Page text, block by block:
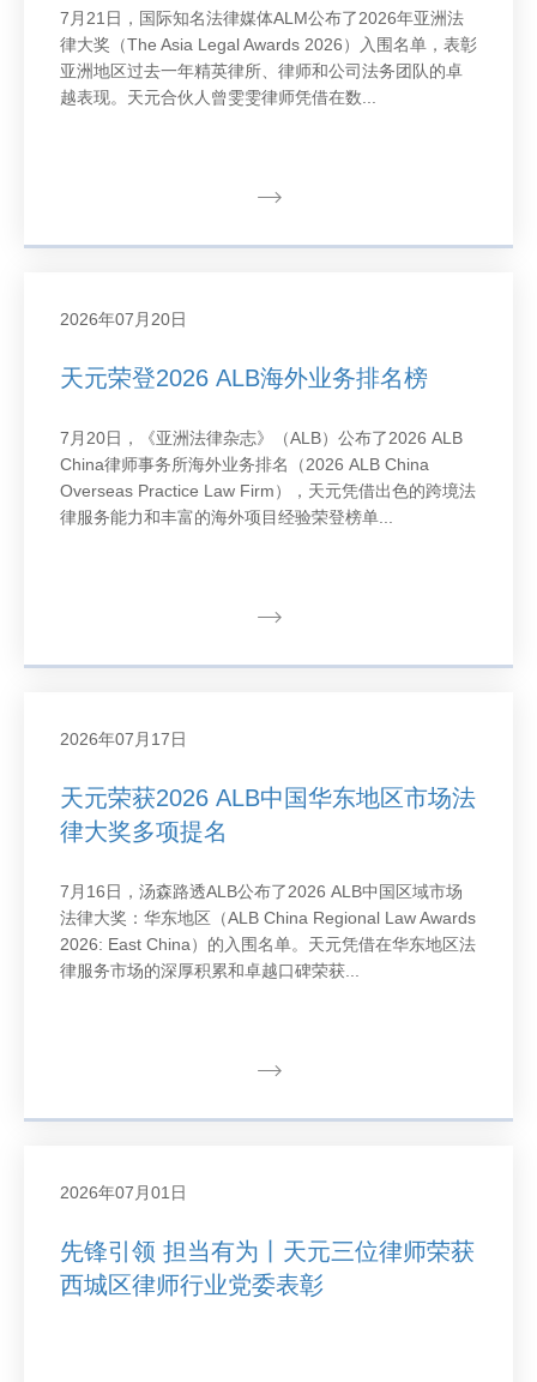
7月21日，国际知名法律媒体ALM公布了2026年亚洲法
律大奖（The Asia Legal Awards 2026）入围名单，表彰
亚洲地区过去一年精英律所、律师和公司法务团队的卓
越表现。天元合伙人曾雯雯律师凭借在数...
2026年07月20日
天元荣登2026 ALB海外业务排名榜
7月20日，《亚洲法律杂志》（ALB）公布了2026 ALB
China律师事务所海外业务排名（2026 ALB China
Overseas Practice Law Firm），天元凭借出色的跨境法
律服务能力和丰富的海外项目经验荣登榜单...
2026年07月17日
天元荣获2026 ALB中国华东地区市场法
律大奖多项提名
7月16日，汤森路透ALB公布了2026 ALB中国区域市场
法律大奖：华东地区（ALB China Regional Law Awards
2026: East China）的入围名单。天元凭借在华东地区法
律服务市场的深厚积累和卓越口碑荣获...
2026年07月01日
先锋引领 担当有为丨天元三位律师荣获
西城区律师行业党委表彰